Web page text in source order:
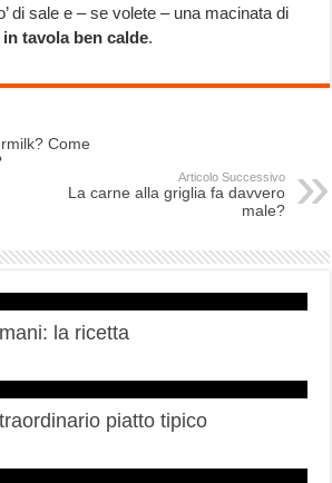
di sale e – se volete – una macinata di
in tavola ben calde.
Come
Articolo Successivo
La carne alla griglia fa davvero
male?
la ricetta
piatto tipico